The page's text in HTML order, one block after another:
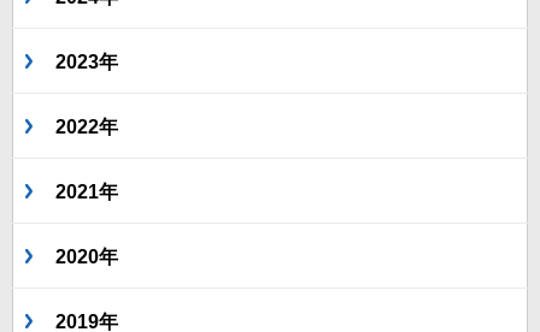
2023年
2022年
2021年
2020年
2019年